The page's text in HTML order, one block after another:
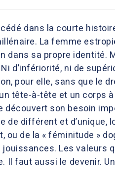
dans la courte
La femme
dans sa propre identité.
d’infériorité, ni de
pour elle, sans que le
tête-à-tête et un corps
découvert son besoin
de différent et
ou de la « féminitude »
Les valeurs
Il faut aussi le devenir.